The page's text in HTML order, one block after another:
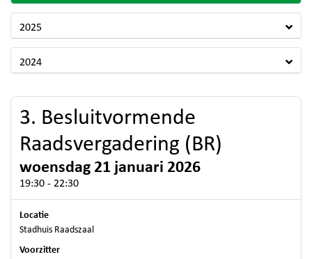
2025
2024
3. Besluitvormende
Raadsvergadering (BR)
woensdag 21 januari 2026
19:30 - 22:30
Locatie
Stadhuis Raadszaal
Voorzitter